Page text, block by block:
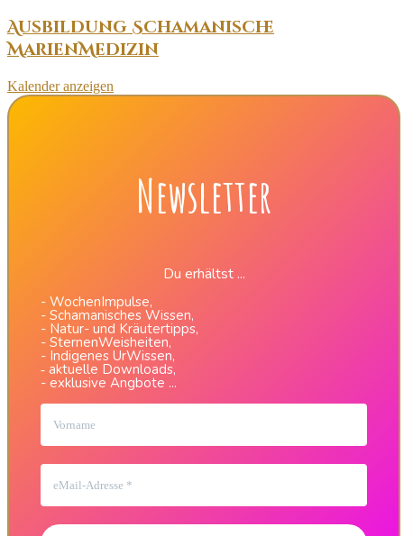
Ausbildung Schamanische
MarienMedizin
Kalender anzeigen
Newsletter
Du erhältst ...
- WochenImpulse,
- Schamanisches Wissen,
- Natur- und Kräutertipps,
- SternenWeisheiten,
- Indigenes UrWissen,
- aktuelle Downloads,
- exklusive Angbote ...